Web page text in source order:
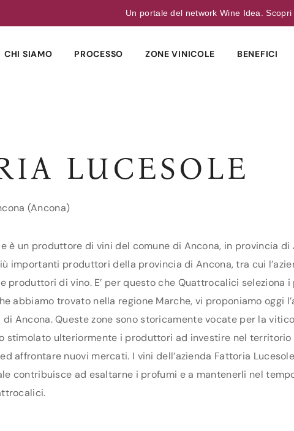
Un portale del network Wine Idea.
CHI SIAMO PROCESSO ZONE VINICOLE BENEFICI
LUCESOLE
(Ancona)
è un produttore di vini del comune di Ancona, in provincia
importanti produttori della provincia di Ancona, tra cui
produttori di vino. E’ per questo che Quattrocalici
abbiamo trovato nella regione Marche, vi proponiamo oggi
Ancona. Queste zone sono storicamente vocate per la
stimolato ulteriormente i produttori ad investire nel
affrontare nuovi mercati. I vini dell’azienda Fattoria
contribuisce ad esaltarne i profumi e a mantenerli nel